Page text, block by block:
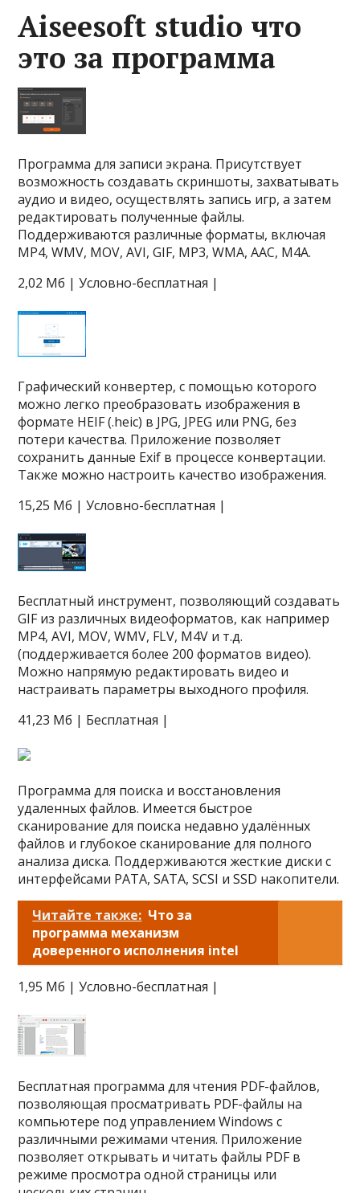
Aiseesoft studio что
это за программа
Программа для записи экрана. Присутствует
возможность создавать скриншоты, захватывать
аудио и видео, осуществлять запись игр, а затем
редактировать полученные файлы.
Поддерживаются различные форматы, включая
MP4, WMV, MOV, AVI, GIF, MP3, WMA, AAC, M4A.
2,02 Мб | Условно-бесплатная |
Графический конвертер, с помощью которого
можно легко преобразовать изображения в
формате HEIF (.heic) в JPG, JPEG или PNG, без
потери качества. Приложение позволяет
сохранить данные Exif в процессе конвертации.
Также можно настроить качество изображения.
15,25 Мб | Условно-бесплатная |
Бесплатный инструмент, позволяющий создавать
GIF из различных видеоформатов, как например
MP4, AVI, MOV, WMV, FLV, M4V и т.д.
(поддерживается более 200 форматов видео).
Можно напрямую редактировать видео и
настраивать параметры выходного профиля.
41,23 Мб | Бесплатная |
Программа для поиска и восстановления
удаленных файлов. Имеется быстрое
сканирование для поиска недавно удалённых
файлов и глубокое сканирование для полного
анализа диска. Поддерживаются жесткие диски с
интерфейсами PATA, SATA, SCSI и SSD накопители.
Читайте также: Что за
программа механизм
доверенного исполнения intel
1,95 Мб | Условно-бесплатная |
Бесплатная программа для чтения PDF-файлов,
позволяющая просматривать PDF-файлы на
компьютере под управлением Windows с
различными режимами чтения. Приложение
позволяет открывать и читать файлы PDF в
режиме просмотра одной страницы или